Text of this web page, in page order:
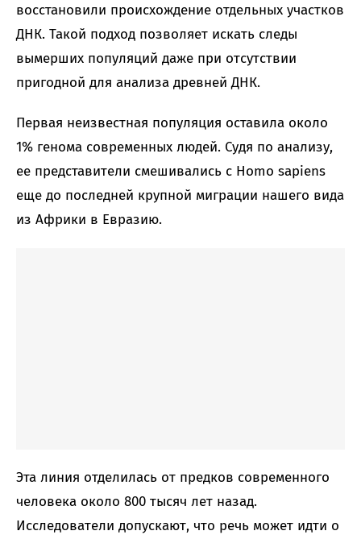
восстановили происхождение отдельных участков
ДНК. Такой подход позволяет искать следы
вымерших популяций даже при отсутствии
пригодной для анализа древней ДНК.
Первая неизвестная популяция оставила около
1% генома современных людей. Судя по анализу,
ее представители смешивались с Homo sapiens
еще до последней крупной миграции нашего вида
из Африки в Евразию.
Эта линия отделилась от предков современного
человека около 800 тысяч лет назад.
Исследователи допускают, что речь может идти о